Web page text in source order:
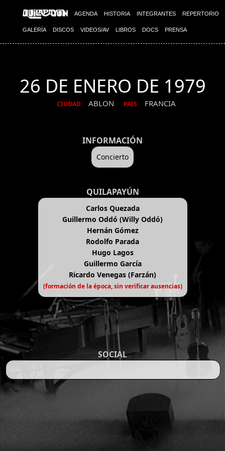
AGENDA HISTORIA INTEGRANTES REPERTORIO
GALERÍA DISCOS VIDEOS/AV LIBROS DOCS PRENSA
26 DE ENERO DE 1979
CIUDAD ABLON PAIS FRANCIA
INFORMACIÓN
Concierto
QUILAPAYÚN
Carlos Quezada
Guillermo Oddó (Willy Oddó)
Hernán Gómez
Rodolfo Parada
Hugo Lagos
Guillermo García
Ricardo Venegas (Farzán)
(formación de la época, sin verificar ausencias)
SOCIAL